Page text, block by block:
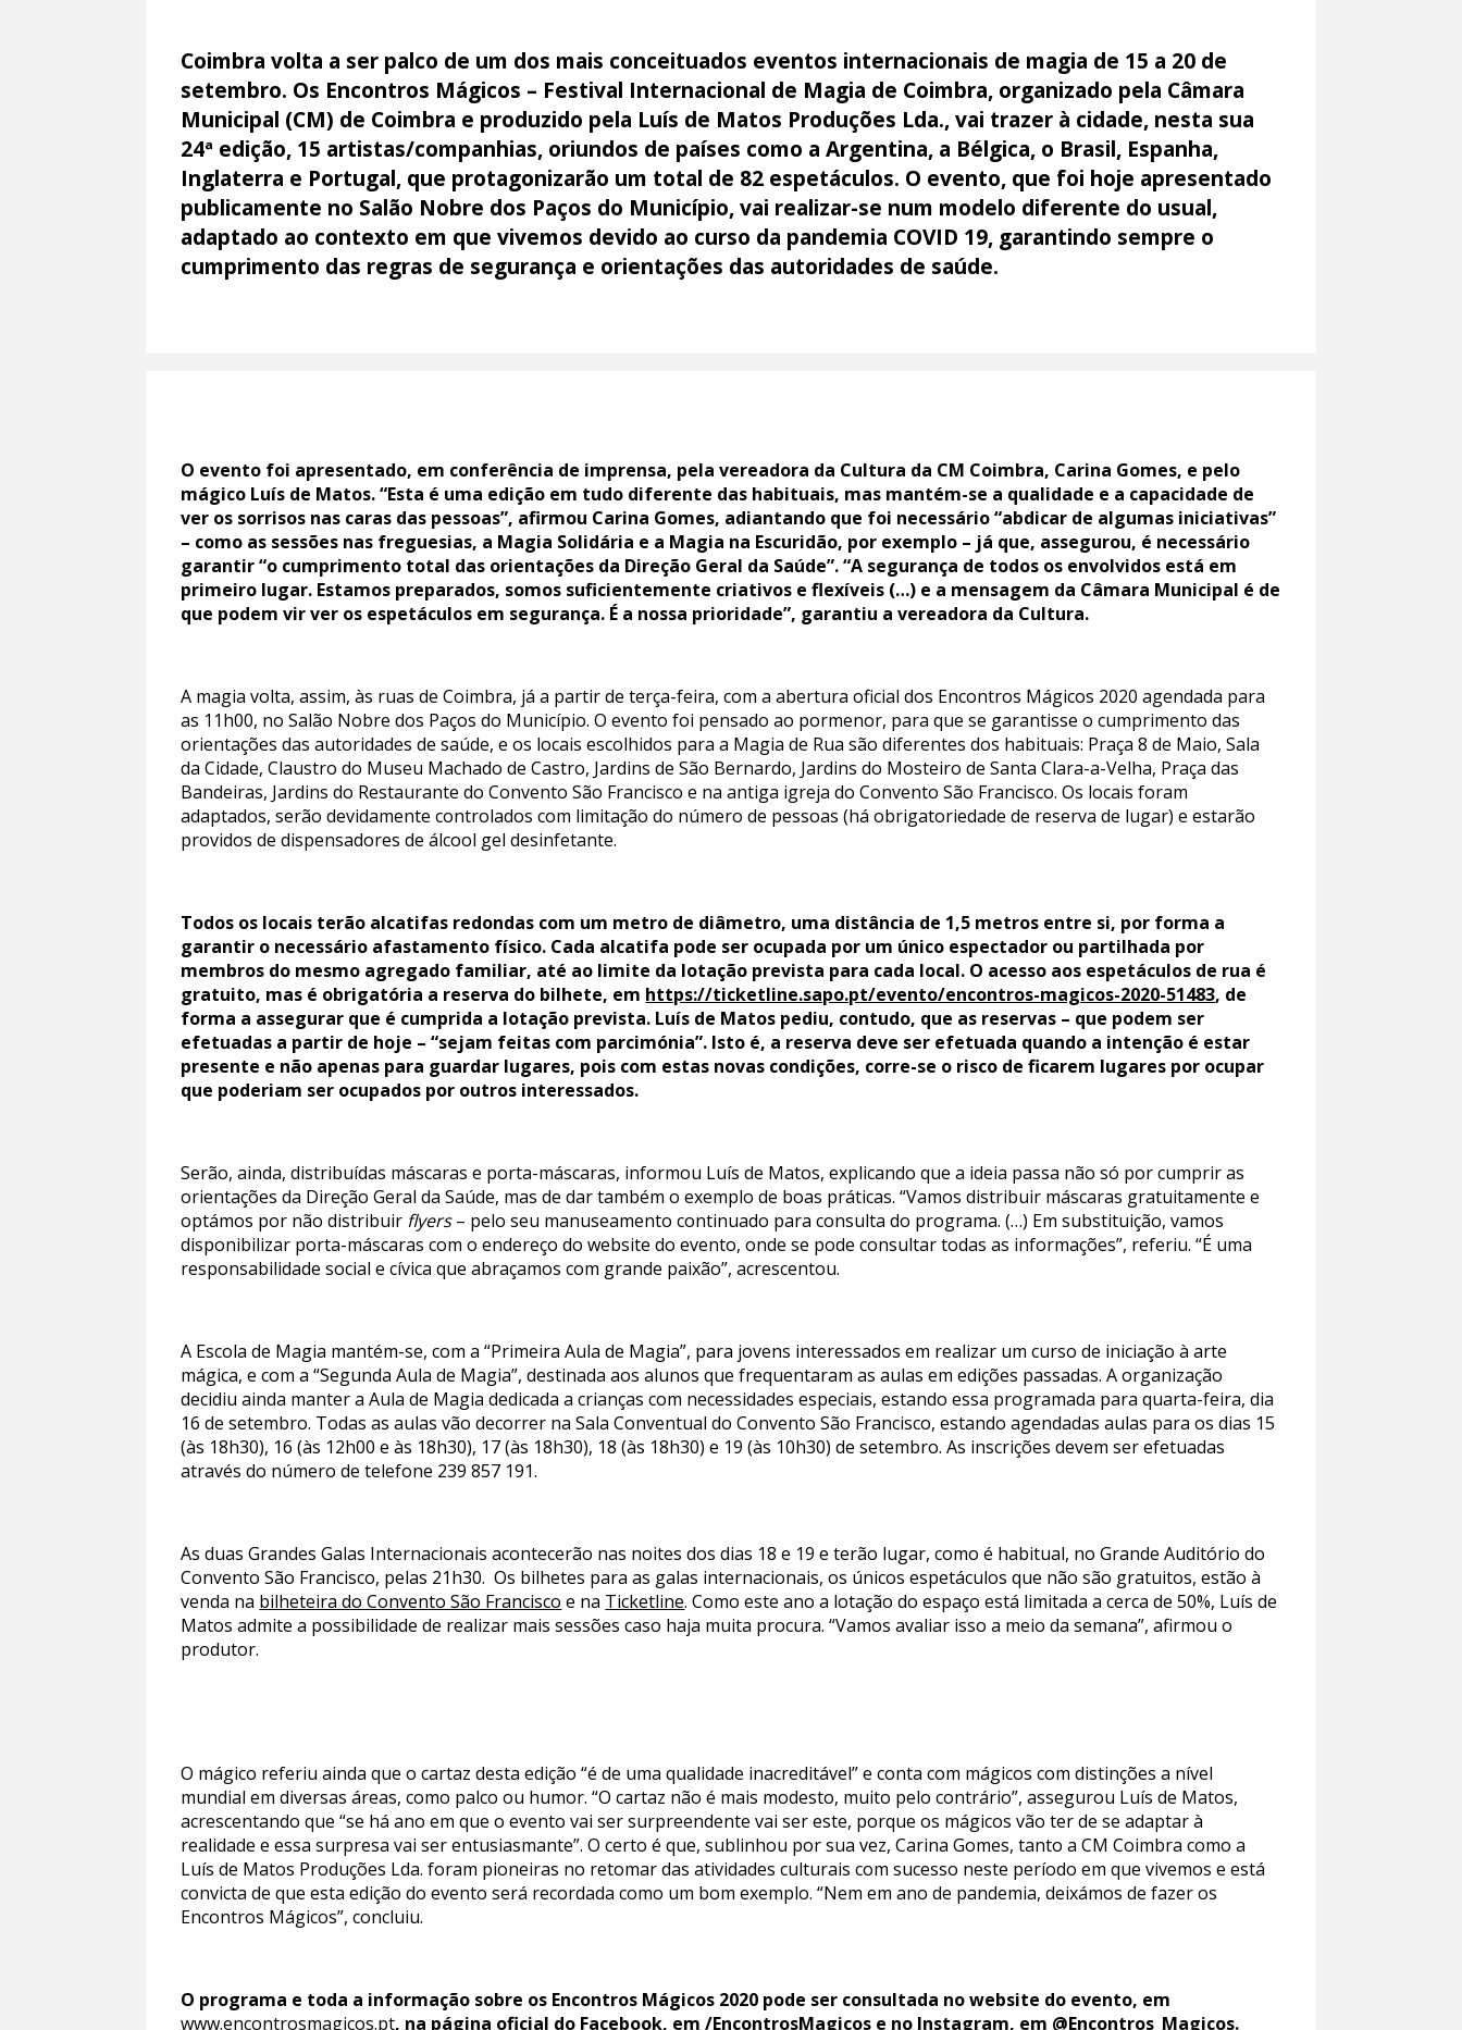
Coimbra volta a ser palco de um dos mais conceituados eventos internacionais de magia de 15 a 20 de
setembro. Os Encontros Mágicos – Festival Internacional de Magia de Coimbra, organizado pela Câmara
Municipal (CM) de Coimbra e produzido pela Luís de Matos Produções Lda., vai trazer à cidade, nesta sua
24ª edição, 15 artistas/companhias, oriundos de países como a Argentina, a Bélgica, o Brasil, Espanha,
Inglaterra e Portugal, que protagonizarão um total de 82 espetáculos. O evento, que foi hoje apresentado
publicamente no Salão Nobre dos Paços do Município, vai realizar-se num modelo diferente do usual,
adaptado ao contexto em que vivemos devido ao curso da pandemia COVID 19, garantindo sempre o
cumprimento das regras de segurança e orientações das autoridades de saúde.
O evento foi apresentado, em conferência de imprensa, pela vereadora da Cultura da CM Coimbra, Carina Gomes, e pelo
mágico Luís de Matos. “Esta é uma edição em tudo diferente das habituais, mas mantém-se a qualidade e a capacidade de
ver os sorrisos nas caras das pessoas”, afirmou Carina Gomes, adiantando que foi necessário “abdicar de algumas iniciativas”
– como as sessões nas freguesias, a Magia Solidária e a Magia na Escuridão, por exemplo – já que, assegurou, é necessário
garantir “o cumprimento total das orientações da Direção Geral da Saúde”. “A segurança de todos os envolvidos está em
primeiro lugar. Estamos preparados, somos suficientemente criativos e flexíveis (…) e a mensagem da Câmara Municipal é de
que podem vir ver os espetáculos em segurança. É a nossa prioridade”, garantiu a vereadora da Cultura.
A magia volta, assim, às ruas de Coimbra, já a partir de terça-feira, com a abertura oficial dos Encontros Mágicos 2020 agendada para
as 11h00, no Salão Nobre dos Paços do Município. O evento foi pensado ao pormenor, para que se garantisse o cumprimento das
orientações das autoridades de saúde, e os locais escolhidos para a Magia de Rua são diferentes dos habituais: Praça 8 de Maio, Sala
da Cidade, Claustro do Museu Machado de Castro, Jardins de São Bernardo, Jardins do Mosteiro de Santa Clara-a-Velha, Praça das
Bandeiras, Jardins do Restaurante do Convento São Francisco e na antiga igreja do Convento São Francisco. Os locais foram
adaptados, serão devidamente controlados com limitação do número de pessoas (há obrigatoriedade de reserva de lugar) e estarão
providos de dispensadores de álcool gel desinfetante.
Todos os locais terão alcatifas redondas com um metro de diâmetro, uma distância de 1,5 metros entre si, por forma a
garantir o necessário afastamento físico. Cada alcatifa pode ser ocupada por um único espectador ou partilhada por
membros do mesmo agregado familiar, até ao limite da lotação prevista para cada local. O acesso aos espetáculos de rua é
gratuito, mas é obrigatória a reserva do bilhete, em https://ticketline.sapo.pt/evento/encontros-magicos-2020-51483, de
forma a assegurar que é cumprida a lotação prevista. Luís de Matos pediu, contudo, que as reservas – que podem ser
efetuadas a partir de hoje – “sejam feitas com parcimónia”. Isto é, a reserva deve ser efetuada quando a intenção é estar
presente e não apenas para guardar lugares, pois com estas novas condições, corre-se o risco de ficarem lugares por ocupar
que poderiam ser ocupados por outros interessados.
Serão, ainda, distribuídas máscaras e porta-máscaras, informou Luís de Matos, explicando que a ideia passa não só por cumprir as
orientações da Direção Geral da Saúde, mas de dar também o exemplo de boas práticas. “Vamos distribuir máscaras gratuitamente e
optámos por não distribuir flyers– pelo seu manuseamento continuado para consulta do programa. (…) Em substituição, vamos
disponibilizar porta-máscaras com o endereço do website do evento, onde se pode consultar todas as informações”, referiu. “É uma
responsabilidade social e cívica que abraçamos com grande paixão”, acrescentou.
A Escola de Magia mantém-se, com a “Primeira Aula de Magia”, para jovens interessados em realizar um curso de iniciação à arte
mágica, e com a “Segunda Aula de Magia”, destinada aos alunos que frequentaram as aulas em edições passadas. A organização
decidiu ainda manter a Aula de Magia dedicada a crianças com necessidades especiais, estando essa programada para quarta-feira, dia
16 de setembro. Todas as aulas vão decorrer na Sala Conventual do Convento São Francisco, estando agendadas aulas para os dias 15
(às 18h30), 16 (às 12h00 e às 18h30), 17 (às 18h30), 18 (às 18h30) e 19 (às 10h30) de setembro. As inscrições devem ser efetuadas
através do número de telefone 239 857 191.
As duas Grandes Galas Internacionais acontecerão nas noites dos dias 18 e 19 e terão lugar, como é habitual, no Grande Auditório do
Convento São Francisco, pelas 21h30. Os bilhetes para as galas internacionais, os únicos espetáculos que não são gratuitos, estão à
venda na bilheteira do Convento São Francisco e na Ticketline. Como este ano a lotação do espaço está limitada a cerca de 50%, Luís de
Matos admite a possibilidade de realizar mais sessões caso haja muita procura. “Vamos avaliar isso a meio da semana”, afirmou o
produtor.
O mágico referiu ainda que o cartaz desta edição “é de uma qualidade inacreditável” e conta com mágicos com distinções a nível
mundial em diversas áreas, como palco ou humor. “O cartaz não é mais modesto, muito pelo contrário”, assegurou Luís de Matos,
acrescentando que “se há ano em que o evento vai ser surpreendente vai ser este, porque os mágicos vão ter de se adaptar à
realidade e essa surpresa vai ser entusiasmante”. O certo é que, sublinhou por sua vez, Carina Gomes, tanto a CM Coimbra como a
Luís de Matos Produções Lda. foram pioneiras no retomar das atividades culturais com sucesso neste período em que vivemos e está
convicta de que esta edição do evento será recordada como um bom exemplo. “Nem em ano de pandemia, deixámos de fazer os
Encontros Mágicos”, concluiu.
O programa e toda a informação sobre os Encontros Mágicos 2020 pode ser consultada no website do evento, em
www.encontrosmagicos.pt, na página oficial do Facebook, em /EncontrosMagicos e no Instagram, em @Encontros_Magicos.